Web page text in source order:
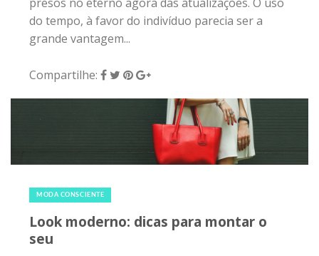
do tempo, à favor do indivíduo parecia ser a
grande vantagem...
Compartilhe:
MODA CONSCIENTE
Look moderno: dicas para montar o
seu